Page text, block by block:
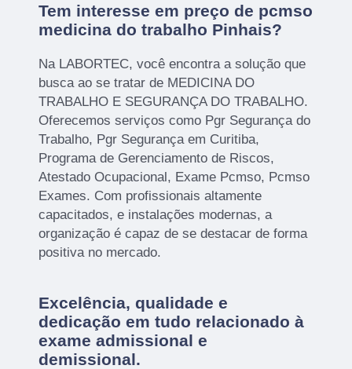
Tem interesse em preço de pcmso
medicina do trabalho Pinhais?
Na LABORTEC, você encontra a solução que
busca ao se tratar de MEDICINA DO
TRABALHO E SEGURANÇA DO TRABALHO.
Oferecemos serviços como Pgr Segurança do
Trabalho, Pgr Segurança em Curitiba,
Programa de Gerenciamento de Riscos,
Atestado Ocupacional, Exame Pcmso, Pcmso
Exames. Com profissionais altamente
capacitados, e instalações modernas, a
organização é capaz de se destacar de forma
positiva no mercado.
Excelência, qualidade e
dedicação em tudo relacionado à
exame admissional e
demissional.